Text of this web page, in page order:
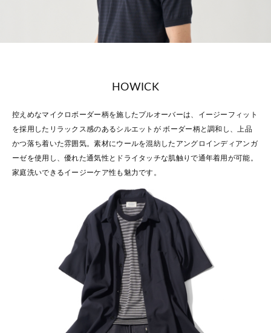
HOWICK
控えめなマイクロボーダー柄を施したプルオーバーは、イージーフィット
を採用したリラックス感のあるシルエットが ボーダー柄と調和し、上品
かつ落ち着いた雰囲気。素材にウールを混紡したアングロインディアンガ
ーゼを使用し、優れた通気性とドライタッチな肌触りで通年着用が可能。
家庭洗いできるイージーケア性も魅力です。